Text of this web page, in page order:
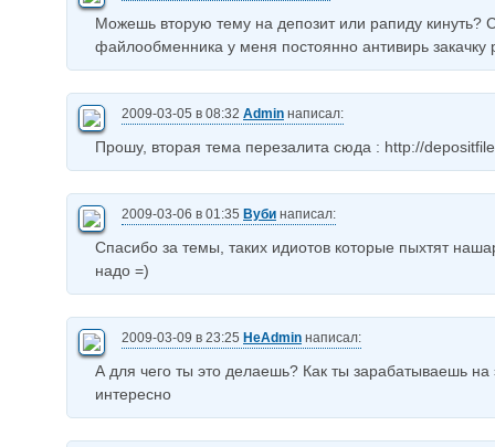
Можешь вторую тему на депозит или рапиду кинуть?
файлообменника у меня постоянно антивирь закачку
2009-03-05 в 08:32 Admin написал:
Прошу, вторая тема перезалита сюда : http://
2009-03-06 в 01:35 Вуби написал:
Спасибо за темы, таких идиотов которые пыхтят
надо =)
2009-03-09 в 23:25 НеAdmin написал:
А для чего ты это делаешь? Как ты зарабатываешь на
интересно